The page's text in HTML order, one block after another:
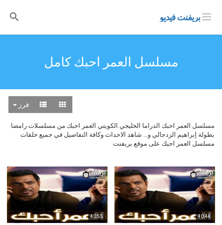
بريفنت فيديو
مسلسل العمر احبك كامل
فرز
مسلسل العمر احبك الدراما الخليجي الكويتي العمر احبك من مسلسلات رامضا
بطولة إبراهيم الزدجالي و... شاهد الاحداث وكافة التفاصيل في جميع حلقات
مسلسل العمر احبك على موقع بريفنت
40:44
40:55